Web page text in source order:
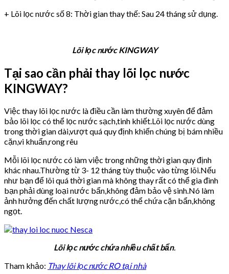
+ Lõi lọc nước số 8: Thời gian thay thế: Sau 24 tháng sử dụng.
Lõi lọc nước KINGWAY
Tại sao cần phải thay lõi lọc nước
KINGWAY?
Việc thay lõi lọc nước là điều cần làm thường xuyên để đảm
bảo lõi lọc có thể lọc nước sạch,tinh khiết.Lõi lọc nước dùng
trong thời gian dài,vượt quá quy định khiến chúng bị bám nhiều
cặn,vi khuẩn,rong rêu
Mỗi lõi lọc nước có làm việc trong những thời gian quy định
khác nhau.Thường từ 3- 12 tháng tùy thuộc vào từng lõi.Nếu
như bạn để lõi quá thời gian mà không thay rất có thể gia đình
bạn phải dùng loại nước bẩn,không đảm bảo vệ sinh.Nó làm
ảnh hưởng đến chất lượng nước,có thể chứa cặn bẩn,không
ngọt.
Lõi lọc nước chứa nhiều chất bẩn.
Tham khảo: Thay lõi lọc nước RO tại nhà